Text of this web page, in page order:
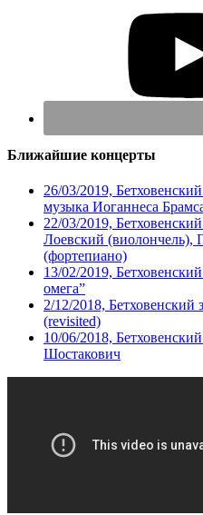
Ближайшие концерты
26/03/2019,
музыка Иоганнеса
22/03/2019,
Лоевский (виолончель),
(фортепиано)
13/02/2019,
омега”
2/12/2018, Бетховенский
(revisited)
10/06/2018,
Шостакович